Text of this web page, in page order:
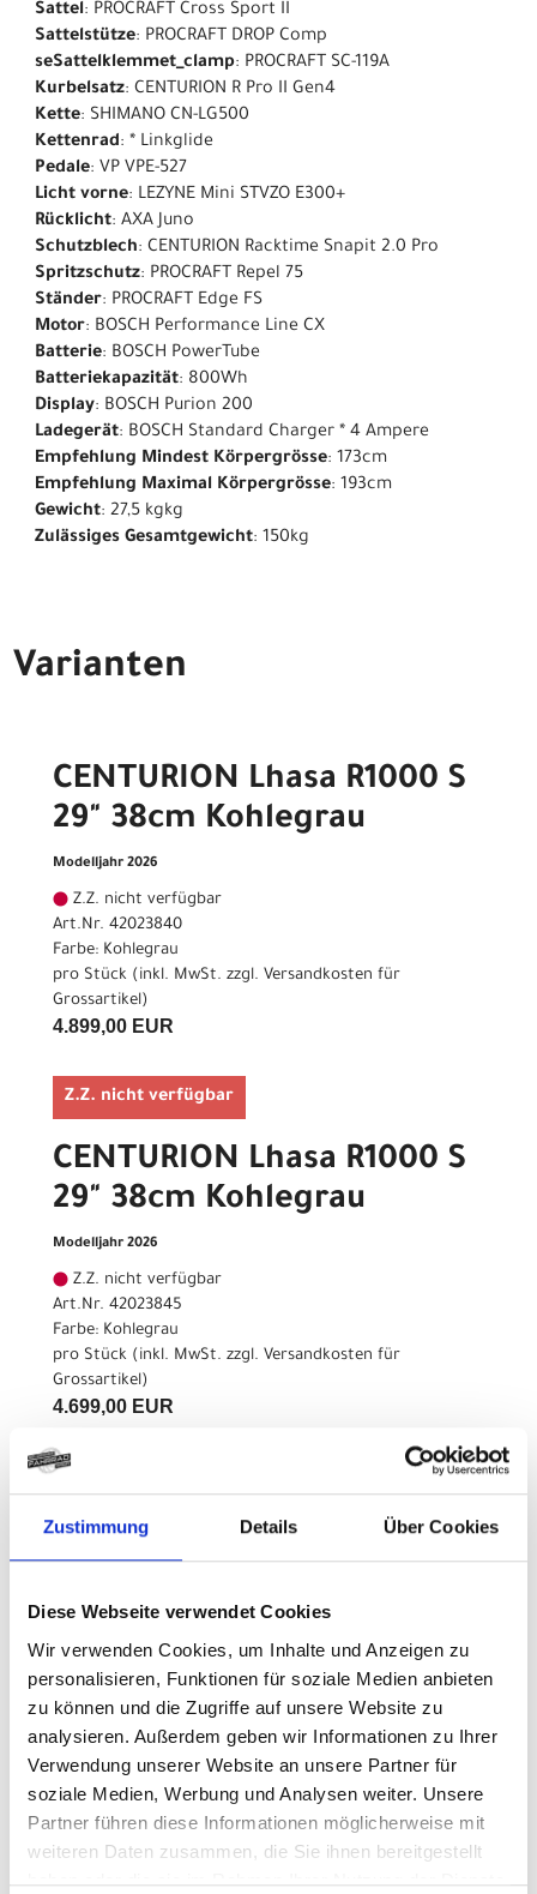
Zustimmung Details Über Cookies
Diese Webseite verwendet Cookies
Wir verwenden Cookies, um Inhalte und Anzeigen zu
personalisieren, Funktionen für soziale Medien anbieten
zu können und die Zugriffe auf unsere Website zu
analysieren. Außerdem geben wir Informationen zu Ihrer
Verwendung unserer Website an unsere Partner für
soziale Medien, Werbung und Analysen weiter. Unsere
Partner führen diese Informationen möglicherweise mit
weiteren Daten zusammen, die Sie ihnen bereitgestellt
haben oder die sie im Rahmen Ihrer Nutzung der Dienste
Sattel: PROCRAFT Cross Sport II
Sattelstütze: PROCRAFT DROP Comp
seSattelklemmet_clamp: PROCRAFT SC-119A
Kurbelsatz: CENTURION R Pro II Gen4
Kette: SHIMANO CN-LG500
Kettenrad: * Linkglide
Pedale: VP VPE-527
Licht vorne: LEZYNE Mini STVZO E300+
Rücklicht: AXA Juno
Schutzblech: CENTURION Racktime Snapit 2.0 Pro
Spritzschutz: PROCRAFT Repel 75
Ständer: PROCRAFT Edge FS
Motor: BOSCH Performance Line CX
Batterie: BOSCH PowerTube
Batteriekapazität: 800Wh
Display: BOSCH Purion 200
Ladegerät: BOSCH Standard Charger * 4 Ampere
Empfehlung Mindest Körpergrösse: 173cm
Empfehlung Maximal Körpergrösse: 193cm
Gewicht: 27,5 kgkg
Zulässiges Gesamtgewicht: 150kg
Varianten
CENTURION Lhasa R1000 S
29" 38cm Kohlegrau
Modelljahr 2026
Z.Z. nicht verfügbar
Art.Nr. 42023840
Farbe: Kohlegrau
pro Stück (inkl. MwSt. zzgl. Versandkosten für
Grossartikel)
4.899,00 EUR
Z.Z. nicht verfügbar
CENTURION Lhasa R1000 S
29" 38cm Kohlegrau
Modelljahr 2026
Z.Z. nicht verfügbar
Art.Nr. 42023845
Farbe: Kohlegrau
pro Stück (inkl. MwSt. zzgl. Versandkosten für
Grossartikel)
4.699,00 EUR
CENTURION Lhasa R1000 M
Z.Z. nicht verfügbar
Art.Nr. 42023850
Farbe: Kohlegrau
pro Stück (inkl. MwSt. zzgl.Versandkosten für
Grossartikel )
4.899,00 EUR
Z.Z. nicht verfügbar